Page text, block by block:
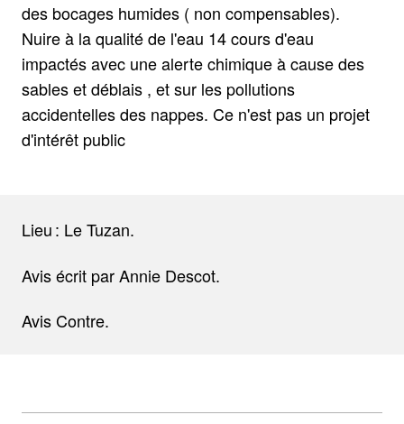
des bocages humides ( non compensables).
Nuire à la qualité de l'eau 14 cours d'eau
impactés avec une alerte chimique à cause des
sables et déblais , et sur les pollutions
accidentelles des nappes. Ce n'est pas un projet
d'intérêt public
Lieu : Le Tuzan.
Avis écrit par Annie Descot.
Avis Contre.